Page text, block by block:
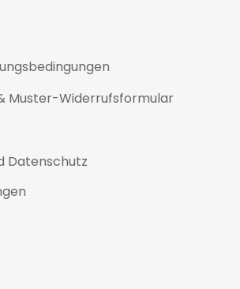
Muster-Widerrufsformular
Datenschutz